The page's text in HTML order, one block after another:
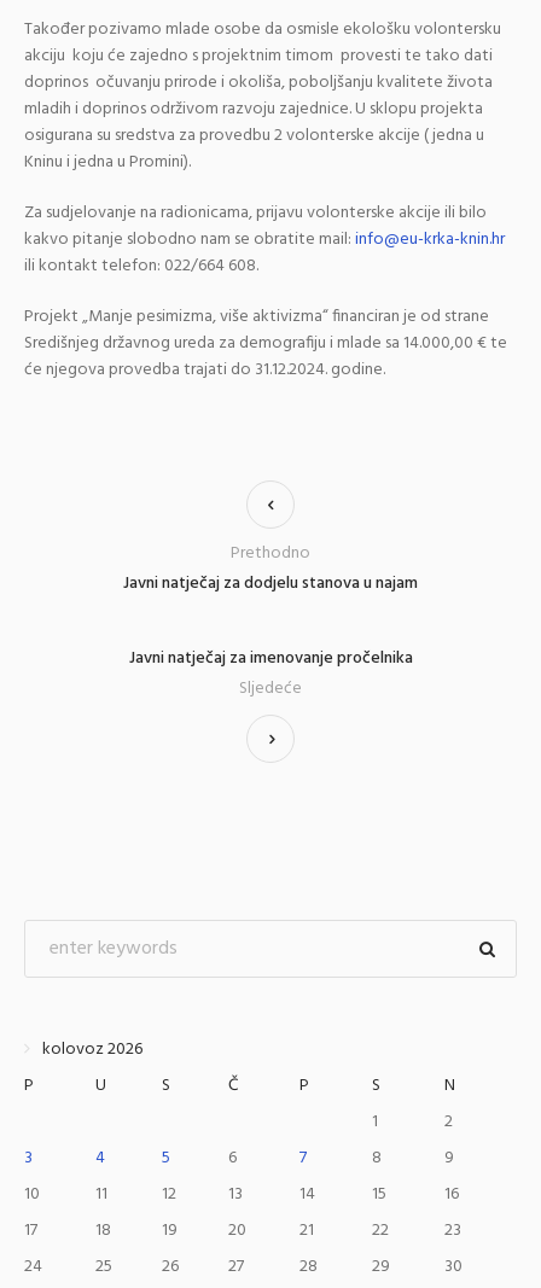
Također pozivamo mlade osobe da osmisle ekološku volontersku
akciju koju će zajedno s projektnim timom provesti te tako dati
doprinos očuvanju prirode i okoliša, poboljšanju kvalitete života
mladih i doprinos održivom razvoju zajednice. U sklopu projekta
osigurana su sredstva za provedbu 2 volonterske akcije ( jedna u
Kninu i jedna u Promini).
Za sudjelovanje na radionicama, prijavu volonterske akcije ili bilo
kakvo pitanje slobodno nam se obratite mail:info@eu-krka-knin.hr
ili kontakt telefon: 022/664 608.
Projekt „Manje pesimizma, više aktivizma“ financiran je od strane
Središnjeg državnog ureda za demografiju i mlade sa 14.000,00 € te
će njegova provedba trajati do 31.12.2024. godine.
Javni natječaj za dodjelu stanova u najam
Prethodno
Javni natječaj za imenovanje pročelnika
Sljedeće
kolovoz 2026
P
U S Č P S
N
1
2
3
4 5 6 7 8
9
10
11 12 13 14 15
16
17
18 19 20 21 22
23
24
25 26 27 28 29
30